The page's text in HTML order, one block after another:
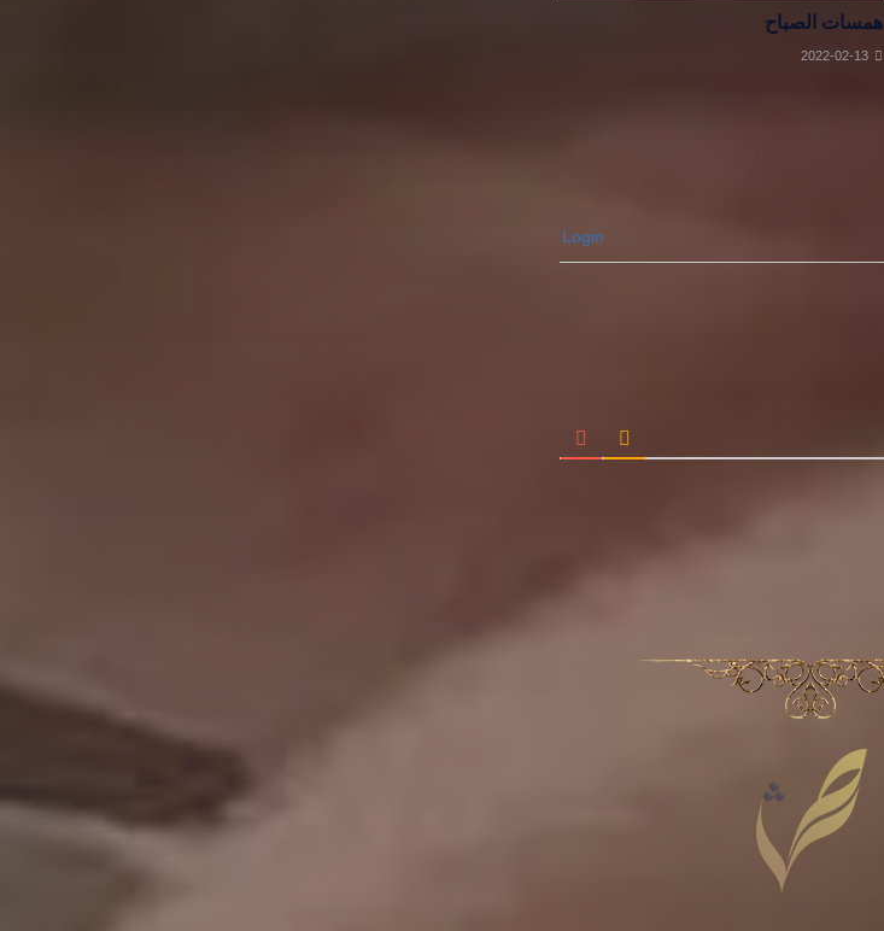
همسات الصباح
2022-02-13